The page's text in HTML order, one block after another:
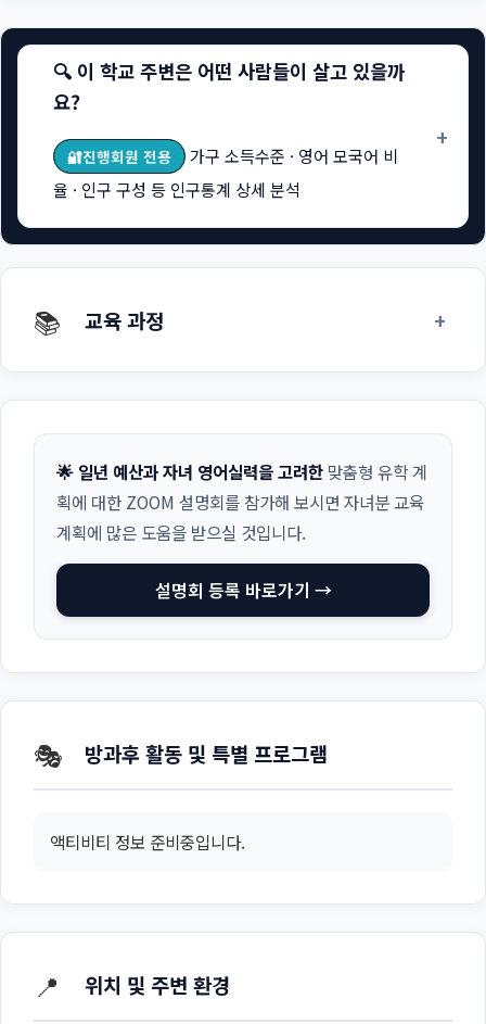
🔍 이 학교 주변은 어떤 사람들이 살고 있을까
요?
🔐진행회원 전용
가구 소득수준 · 영어 모국어 비
율 · 인구 구성 등 인구통계 상세 분석
+
📚 교육 과정 +
🌟 일년 예산과 자녀 영어실력을 고려한 맞춤형 유학 계
획에 대한 ZOOM 설명회를 참가해 보시면 자녀분 교육
계획에 많은 도움을 받으실 것입니다.
설명회 등록 바로가기 →
🎭 방과후 활동 및 특별 프로그램
액티비티 정보 준비중입니다.
📍 위치 및 주변 환경